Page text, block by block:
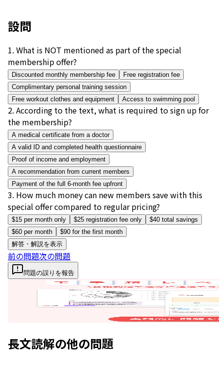
設問
1. What is NOT mentioned as part of the special
membership offer?
Discounted monthly membership fee
Free registration fee
Complimentary personal training session
Free workout clothes and equipment
Access to swimming pool
2. According to the text, what is required to sign up for
the membership?
A medical certificate from a doctor
A valid ID and completed health questionnaire
Proof of income and employment
A recommendation from current members
Payment of the full 6-month fee upfront
3. How much money can new members save with this
special offer compared to regular pricing?
$15 per month only $25 registration fee only
$40 total savings
$60 per month
$90 for the first month
解答・解説を表示
前の問題次の問題
問題の誤りを報告
長文読解の他の問題